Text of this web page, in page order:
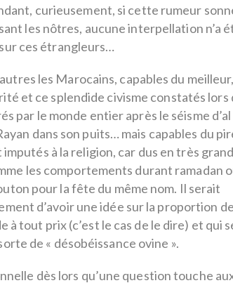
curieusement, si cette rumeur
les nôtres, aucune interpellation n’a
ces étrangleurs…
les Marocains, capables du meilleur,
et ce splendide civisme constatés lors
par le monde entier après le séisme d’al
dans son puits… mais capables du
à la religion, car dus en très
les comportements durant ramadan
pour la fête du même nom. Il serait
d’avoir une idée sur la proportion de
à tout prix (c’est le cas de le dire) et qui
de « désobéissance ovine ».
dès lors qu’une question touche